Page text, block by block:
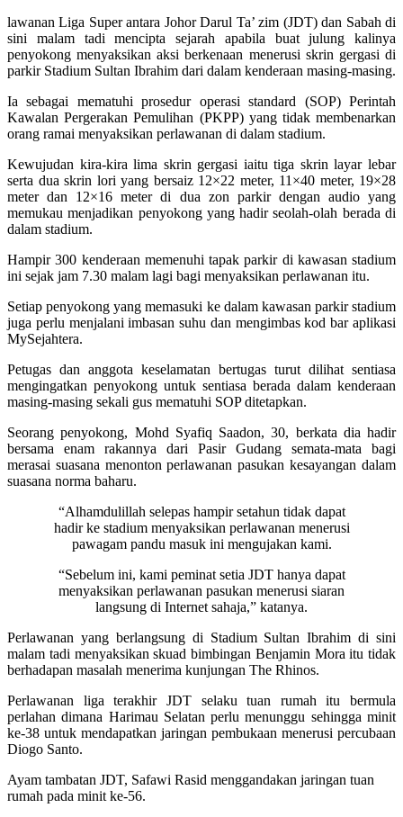
lawanan Liga Super antara Johor Darul Ta’ zim (JDT) dan Sabah di
sini malam tadi mencipta sejarah apabila buat julung kalinya
penyokong menyaksikan aksi berkenaan menerusi skrin gergasi di
parkir Stadium Sultan Ibrahim dari dalam kenderaan masing-masing.
Ia sebagai mematuhi prosedur operasi standard (SOP) Perintah
Kawalan Pergerakan Pemulihan (PKPP) yang tidak membenarkan
orang ramai menyaksikan perlawanan di dalam stadium.
Kewujudan kira-kira lima skrin gergasi iaitu tiga skrin layar lebar
serta dua skrin lori yang bersaiz 12×22 meter, 11×40 meter, 19×28
meter dan 12×16 meter di dua zon parkir dengan audio yang
memukau menjadikan penyokong yang hadir seolah-olah berada di
dalam stadium.
Hampir 300 kenderaan memenuhi tapak parkir di kawasan stadium
ini sejak jam 7.30 malam lagi bagi menyaksikan perlawanan itu.
Setiap penyokong yang memasuki ke dalam kawasan parkir stadium
juga perlu menjalani imbasan suhu dan mengimbas kod bar aplikasi
MySejahtera.
Petugas dan anggota keselamatan bertugas turut dilihat sentiasa
mengingatkan penyokong untuk sentiasa berada dalam kenderaan
masing-masing sekali gus mematuhi SOP ditetapkan.
Seorang penyokong, Mohd Syafiq Saadon, 30, berkata dia hadir
bersama enam rakannya dari Pasir Gudang semata-mata bagi
merasai suasana menonton perlawanan pasukan kesayangan dalam
suasana norma baharu.
“Alhamdulillah selepas hampir setahun tidak dapat
hadir ke stadium menyaksikan perlawanan menerusi
pawagam pandu masuk ini mengujakan kami.
“Sebelum ini, kami peminat setia JDT hanya dapat
menyaksikan perlawanan pasukan menerusi siaran
langsung di Internet sahaja,” katanya.
Perlawanan yang berlangsung di Stadium Sultan Ibrahim di sini
malam tadi menyaksikan skuad bimbingan Benjamin Mora itu tidak
berhadapan masalah menerima kunjungan The Rhinos.
Perlawanan liga terakhir JDT selaku tuan rumah itu bermula
perlahan dimana Harimau Selatan perlu menunggu sehingga minit
ke-38 untuk mendapatkan jaringan pembukaan menerusi percubaan
Diogo Santo.
Ayam tambatan JDT, Safawi Rasid menggandakan jaringan tuan
rumah pada minit ke-56.